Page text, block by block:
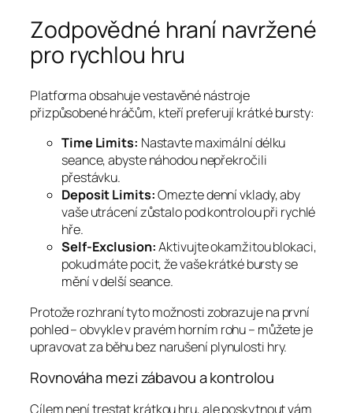
Zodpovědné hraní navržené
pro rychlou hru
Platforma obsahuje vestavěné nástroje
přizpůsobené hráčům, kteří preferují krátké bursty:
Time Limits: Nastavte maximální délku
seance, abyste náhodou nepřekročili
přestávku.
Deposit Limits:Omezte denní vklady, aby
vaše utrácení zůstalo pod kontrolou při rychlé
hře.
Self‑Exclusion:Aktivujte okamžitou blokaci,
pokud máte pocit, že vaše krátké bursty se
mění v delší seance.
Protože rozhraní tyto možnosti zobrazuje na první
pohled – obvykle v pravém horním rohu – můžete je
upravovat za běhu bez narušení plynulosti hry.
Rovnováha mezi zábavou a kontrolou
Cílem není trestat krátkou hru, ale poskytnout vám